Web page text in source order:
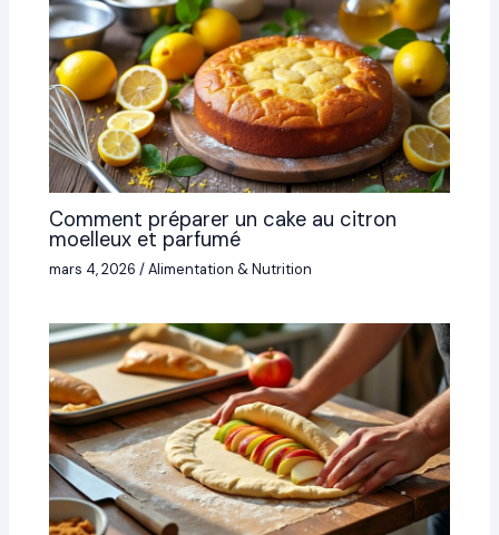
Comment préparer un cake au citron
moelleux et parfumé
mars 4, 2026/Alimentation & Nutrition